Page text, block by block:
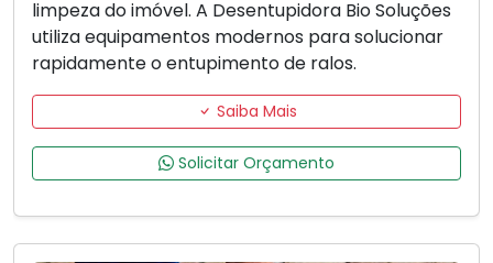
limpeza do imóvel. A Desentupidora Bio Soluções
utiliza equipamentos modernos para solucionar
rapidamente o entupimento de ralos.
Saiba Mais
Solicitar Orçamento